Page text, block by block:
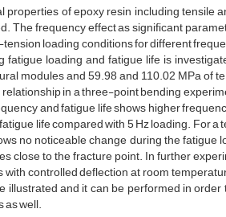
properties of epoxy resin including tensile
The frequency effect as significant
loading conditions for different
fatigue loading and fatigue life is
modules and 59.98 and 110.02 MPa of
in a three-point bending
and fatigue life shows higher
life compared with 5 Hz loading. For
no noticeable change during the
close to the fracture point. In further
with controlled deflection at room
illustrated and it can be performed in
as well.